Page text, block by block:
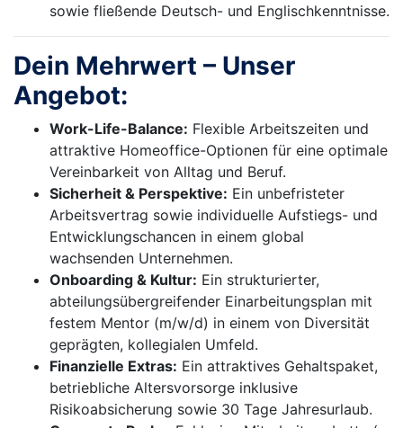
sowie fließende Deutsch- und Englischkenntnisse.
Dein Mehrwert – Unser
Angebot:
Work-Life-Balance: Flexible Arbeitszeiten und
attraktive Homeoffice-Optionen für eine optimale
Vereinbarkeit von Alltag und Beruf.
Sicherheit & Perspektive: Ein unbefristeter
Arbeitsvertrag sowie individuelle Aufstiegs- und
Entwicklungschancen in einem global
wachsenden Unternehmen.
Onboarding & Kultur: Ein strukturierter,
abteilungsübergreifender Einarbeitungsplan mit
festem Mentor (m/w/d) in einem von Diversität
geprägten, kollegialen Umfeld.
Finanzielle Extras: Ein attraktives Gehaltspaket,
betriebliche Altersvorsorge inklusive
Risikoabsicherung sowie 30 Tage Jahresurlaub.